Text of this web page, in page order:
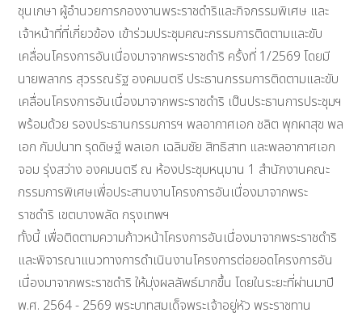
ชุนเกษา ผู้อำนวยการกองงานพระราชดำริและกิจกรรมพิเศษ และ
เจ้าหน้าที่ที่เกี่ยวข้อง เข้าร่วมประชุมคณะกรรมการติดตามและขับ
เคลื่อนโครงการอันเนื่องมาจากพระราชดำริ ครั้งที่ 1/2569 โดยมี
นายพลากร สุวรรณรัฐ องคมนตรี ประธานกรรมการติดตามและขับ
เคลื่อนโครงการอันเนื่องมาจากพระราชดำริ เป็นประธานการประชุมฯ
พร้อมด้วย รองประธานกรรมการฯ พลอากาศเอก ชลิต พุกผาสุข พล
เอก กัมปนาท รุดดิษฐ์ พลเอก เฉลิมชัย สิทธิสาท และพลอากาศเอก
จอม รุ่งสว่าง องคมนตรี ณ ห้องประชุมหนุมาน 1 สำนักงานคณะ
กรรมการพิเศษเพื่อประสานงานโครงการอันเนื่องมาจากพระ
ราชดำริ เขตบางพลัด กรุงเทพฯ
ทั้งนี้ เพื่อติดตามความก้าวหน้าโครงการอันเนื่องมาจากพระราชดำริ
และพิจารณาแนวทางการดำเนินงานโครงการต่อยอดโครงการอัน
เนื่องมาจากพระราชดำริ ให้มุ่งผลลัพธ์มากขึ้น โดยในระยะที่ผ่านมาปี
พ.ศ. 2564 - 2569 พระบาทสมเด็จพระเจ้าอยู่หัว พระราชทาน